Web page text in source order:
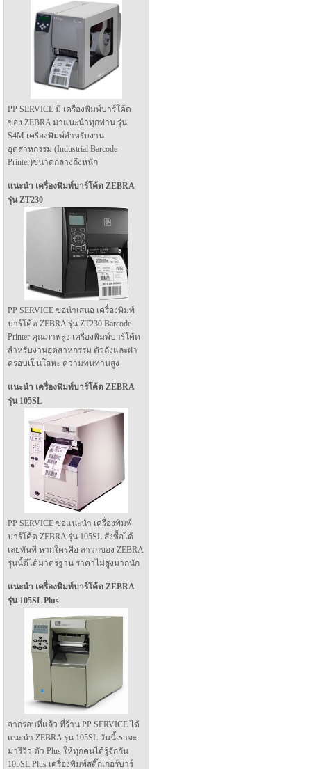
PP SERVICE มี เครื่องพิมพ์บาร์โค้ด
ของ ZEBRA มาแนะนำทุกท่าน รุ่น
S4M เครื่องพิมพ์สำหรับงาน
อุตสาหกรรม (Industrial Barcode
Printer)ขนาดกลางถึงหนัก
แนะนำ เครื่องพิมพ์บาร์โค้ด ZEBRA
รุ่น ZT230
PP SERVICE ขอนำเสนอ เครื่องพิมพ์
บาร์โค้ด ZEBRA รุ่น ZT230 Barcode
Printer คุณภาพสูง เครื่องพิมพ์บาร์โค้ด
สำหรับงานอุตสาหกรรม ตัวถังและฝา
ครอบเป็นโลหะ ความทนทานสูง
แนะนำ เครื่องพิมพ์บาร์โค้ด ZEBRA
รุ่น 105SL
PP SERVICE ขอแนะนำ เครื่องพิมพ์
บาร์โค้ด ZEBRA รุ่น 105SL สั่งซื้อได้
เลยทันที หากใครคือ สาวกของ ZEBRA
รุ่นนี้ดีได้มาตรฐาน ราคาไม่สูงมากนัก
แนะนำ เครื่องพิมพ์บาร์โค้ด ZEBRA
รุ่น 105SL Plus
จากรอบที่แล้ว ที่ร้าน PP SERVICE ได้
แนะนำ ZEBRA รุ่น 105SL วันนี้เราจะ
มารีวิว ตัว Plus ให้ทุกคนได้รู้จักกัน
105SL Plus เครื่องพิมพ์สติ๊กเกอร์บาร์